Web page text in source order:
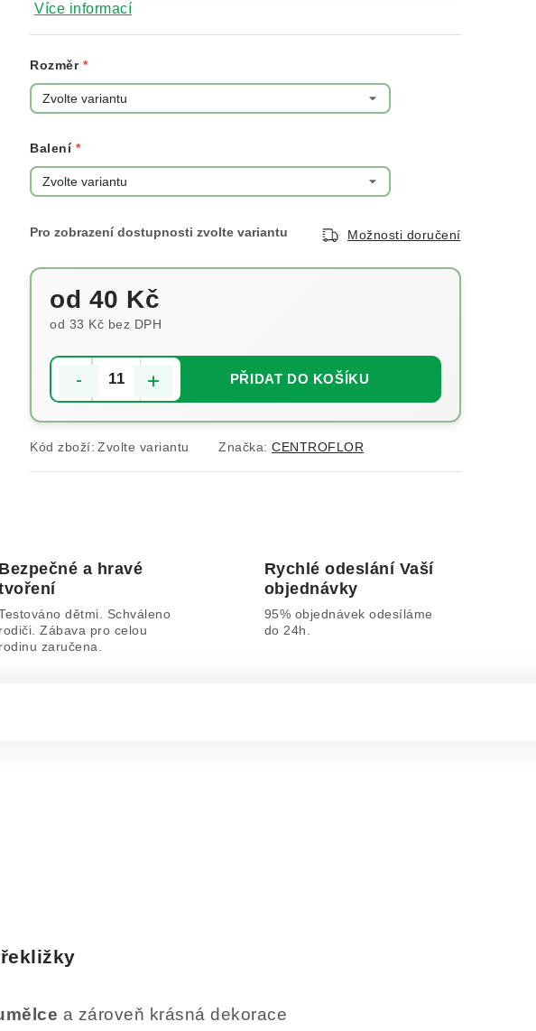
Více informací
Rozměr
Balení
Možnosti doručení
od 40 Kč
od 33 Kč bez DPH
PŘIDAT DO KOŠÍKU
Kód zboží: Zvolte variantu Značka: CENTROFLOR
Bezpečné a hravé
dětmi. Schváleno
rodiči. Zábava pro celou
rodinu zaručena.
Rychlé odeslání Vaší
objednávky
95% objednávek odesíláme
do 24h.
a zároveň krásná dekorace